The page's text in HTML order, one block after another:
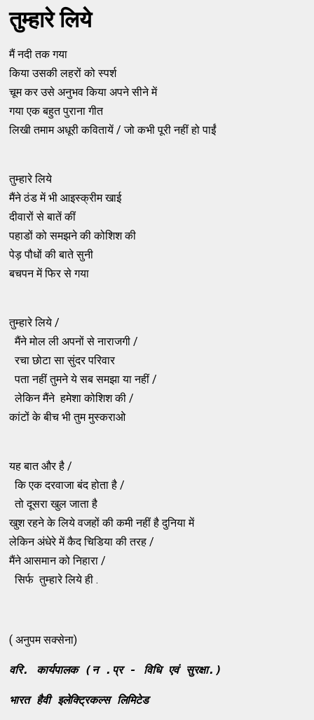
तुम्हारे लिये
मैं नदी तक गया
किया उसकी लहरों को स्पर्श
चूम कर उसे अनुभव किया अपने सीने में
गया एक बहुत पुराना गीत
लिखी तमाम अधूरी कवितायें / जो कभी पूरी नहीं हो पाईं
तुम्हारे लिये
मैंने ठंड में भी आइस्क्रीम खाई
दीवारों से बातें कीं
पहाडों को समझने की कोशिश की
पेड़ पौधों की बाते सुनी
बचपन में फिर से गया
तुम्हारे लिये /
मैंने मोल ली अपनों से नाराजगी /
रचा छोटा सा सुंदर परिवार
पता नहीं तुमने ये सब समझा या नहीं /
लेकिन मैंने हमेशा कोशिश की /
कांटों के बीच भी तुम मुस्कराओ
यह बात और है /
कि एक दरवाजा बंद होता है /
तो दूसरा खुल जाता है
खुश रहने के लिये वजहों की कमी नहीं है दुनिया में
लेकिन अंधेरे में कैद चिडिया की तरह /
मैंने आसमान को निहारा /
सिर्फ तुम्हारे लिये ही .
( अनुपम सक्सेना)
वरि. कार्यपालक (न .प्र - विधि एवं सुरक्षा.)
भारत हैवी इलेक्ट्रिकल्स लिमिटेड